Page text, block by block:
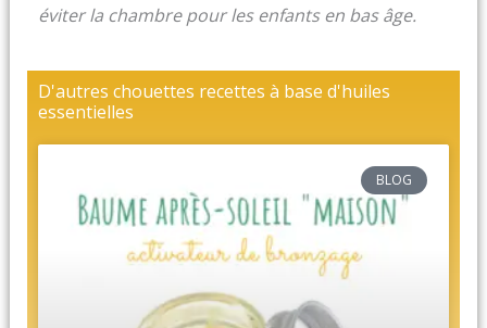
éviter la chambre pour les enfants en bas âge.
D'autres chouettes recettes à base d'huiles
essentielles
BLOG